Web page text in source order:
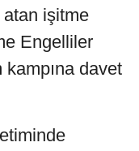
atan işitme
Engelliler
davet